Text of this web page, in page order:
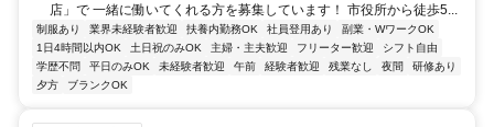
店」で 一緒に働いてくれる方を募集しています！ 市役所から徒歩5...
制服あり 業界未経験者歓迎 扶養内勤務OK 社員登用あり
副業・WワークOK
1日4時間以内OK
土日祝のみOK 主婦・主夫歓迎 フリーター歓迎
シフト自由
学歴不問
平日のみOK 未経験者歓迎 午前 経験者歓迎 残業なし 夜間
研修あり
夕方
ブランクOK